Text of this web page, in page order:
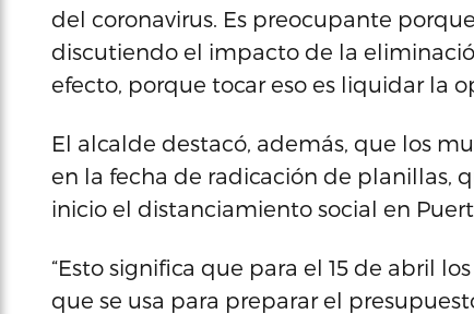
del coronavirus. Es preocupante
discutiendo el impacto de la
efecto, porque tocar eso es liquidar la
El alcalde destacó, además, que los
en la fecha de radicación de planillas,
inicio el distanciamiento social en
“Esto significa que para el 15 de abril
que se usa para preparar el